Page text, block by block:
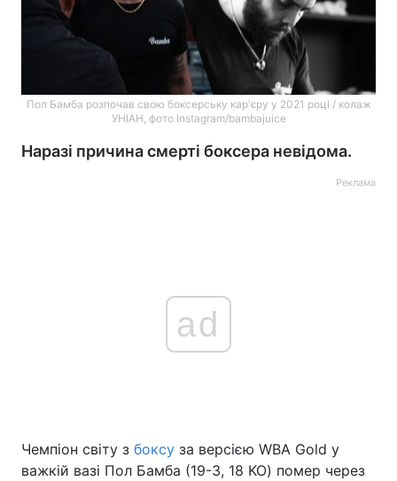
Пол Бамба розпочав свою боксерську кар'єру у 2021 році / колаж
УНІАН, фото Instagram/bambajuice
Наразі причина смерті боксера невідома.
Реклама
ad
Чемпіон світу з боксу за версією WBA Gold у
важкій вазі Пол Бамба (19-3, 18 KO) помер через